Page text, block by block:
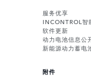
服务优享
INCONTROL智
软件更新
动力电池信息公
新能源动力蓄电
附件